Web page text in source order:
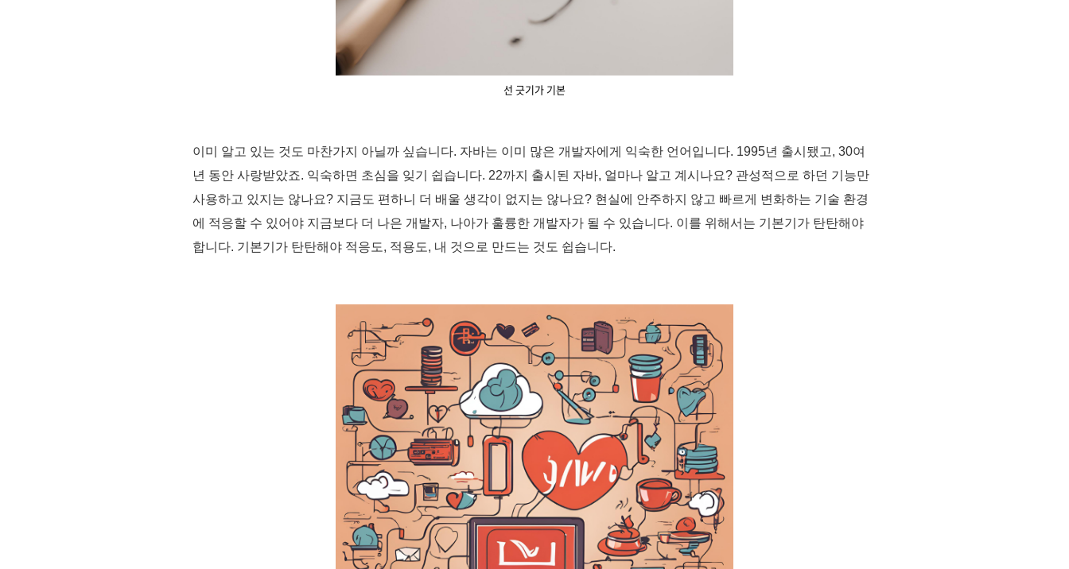
선 긋기가 기본
이미 알고 있는 것도 마찬가지 아닐까 싶습니다. 자바는 이미 많은 개발자에게 익숙한 언어입니다. 1995년 출시됐고, 30여
년 동안 사랑받았죠. 익숙하면 초심을 잊기 쉽습니다. 22까지 출시된 자바, 얼마나 알고 계시나요? 관성적으로 하던 기능만
사용하고 있지는 않나요? 지금도 편하니 더 배울 생각이 없지는 않나요? 현실에 안주하지 않고 빠르게 변화하는 기술 환경
에 적응할 수 있어야 지금보다 더 나은 개발자, 나아가 훌륭한 개발자가 될 수 있습니다. 이를 위해서는 기본기가 탄탄해야
합니다. 기본기가 탄탄해야 적응도, 적용도, 내 것으로 만드는 것도 쉽습니다.